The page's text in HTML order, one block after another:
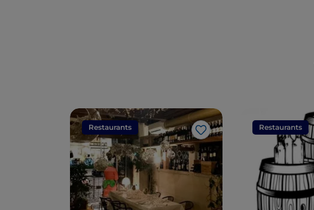
Restaurants
Like
Restaurants